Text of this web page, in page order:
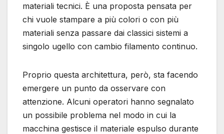
materiali tecnici. È una proposta pensata per
chi vuole stampare a più colori o con più
materiali senza passare dai classici sistemi a
singolo ugello con cambio filamento continuo.
Proprio questa architettura, però, sta facendo
emergere un punto da osservare con
attenzione. Alcuni operatori hanno segnalato
un possibile problema nel modo in cui la
macchina gestisce il materiale espulso durante